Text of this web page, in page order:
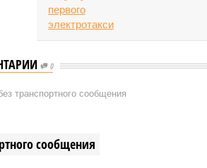
0
транспортного сообщения
сообщения